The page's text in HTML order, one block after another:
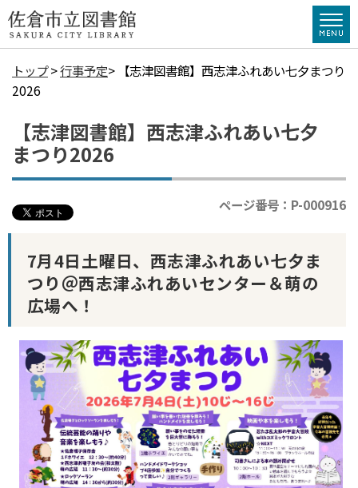
トップ>行事予定> 【志津図書館】西志津ふれあい七夕まつり
2026
【志津図書館】西志津ふれあい七夕
まつり2026
ページ番号：P-000916
7月4日土曜日、西志津ふれあい七夕ま
つり＠西志津ふれあいセンター＆萌の
広場へ！